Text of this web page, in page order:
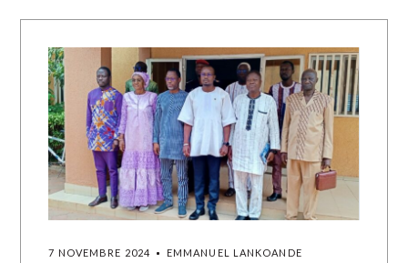
7 NOVEMBRE 2024 EMMANUEL LANKOANDE